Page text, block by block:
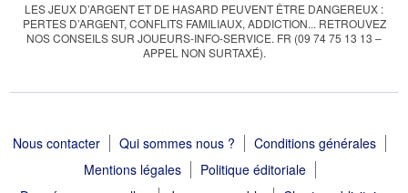
LES JEUX D’ARGENT ET DE HASARD PEUVENT ÊTRE DANGEREUX :
PERTES D’ARGENT, CONFLITS FAMILIAUX, ADDICTION... RETROUVEZ
NOS CONSEILS SUR JOUEURS-INFO-SERVICE. FR (09 74 75 13 13 –
APPEL NON SURTAXÉ).
Nous contacter Qui sommes nous ?
Conditions générales
Mentions légales
Politique éditoriale